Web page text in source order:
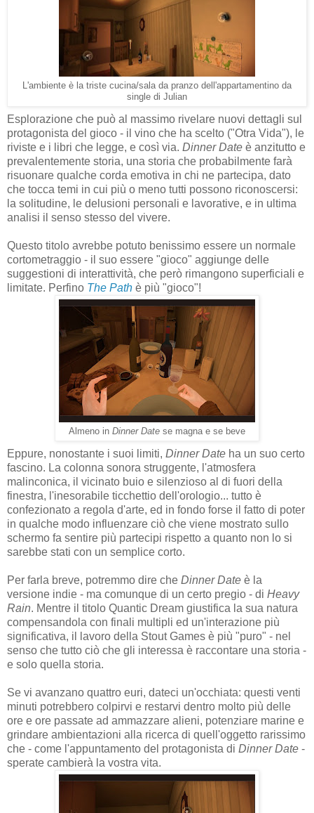
L'ambiente è la triste cucina/sala da pranzo dell'appartamentino da
single di Julian
Esplorazione che può al massimo rivelare nuovi dettagli sul
protagonista del gioco - il vino che ha scelto ("Otra Vida"), le
riviste e i libri che legge, e così via. Dinner Date è anzitutto e
prevalentemente storia, una storia che probabilmente farà
risuonare qualche corda emotiva in chi ne partecipa, dato
che tocca temi in cui più o meno tutti possono riconoscersi:
la solitudine, le delusioni personali e lavorative, e in ultima
analisi il senso stesso del vivere.
Questo titolo avrebbe potuto benissimo essere un normale
cortometraggio - il suo essere "gioco" aggiunge delle
suggestioni di interattività, che però rimangono superficiali e
limitate. Perfino The Path è più "gioco"!
Almeno in Dinner Date se magna e se beve
Eppure, nonostante i suoi limiti, Dinner Date ha un suo certo
fascino. La colonna sonora struggente, l'atmosfera
malinconica, il vicinato buio e silenzioso al di fuori della
finestra, l'inesorabile ticchettio dell'orologio... tutto è
confezionato a regola d'arte, ed in fondo forse il fatto di poter
in qualche modo influenzare ciò che viene mostrato sullo
schermo fa sentire più partecipi rispetto a quanto non lo si
sarebbe stati con un semplice corto.
Per farla breve, potremmo dire che Dinner Date è la
versione indie - ma comunque di un certo pregio - di Heavy
Rain. Mentre il titolo Quantic Dream giustifica la sua natura
compensandola con finali multipli ed un'interazione più
significativa, il lavoro della Stout Games è più "puro" - nel
senso che tutto ciò che gli interessa è raccontare una storia -
e solo quella storia.
Se vi avanzano quattro euri, dateci un'occhiata: questi venti
minuti potrebbero colpirvi e restarvi dentro molto più delle
ore e ore passate ad ammazzare alieni, potenziare marine e
grindare ambientazioni alla ricerca di quell'oggetto rarissimo
che - come l'appuntamento del protagonista di Dinner Date -
sperate cambierà la vostra vita.